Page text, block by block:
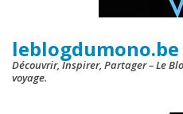
leblogdumono.be
Découvrir, Inspirer, Partager – Le
voyage.